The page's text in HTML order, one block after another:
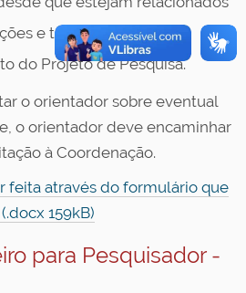
e teses;
do Projeto de Pesquisa.
o orientador sobre eventual
o orientador deve encaminhar
à Coordenação.
feita através do formulário que
159kB)
para Pesquisador -